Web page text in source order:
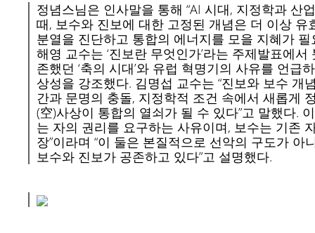
정념스님은 인사말을 통해 “AI 시대, 지정학과 산
때, 보수와 진보에 대한 고정된 개념은 더 이상 유
분열을 진단하고 통합의 에너지를 모을 지혜가
해영 교수는 ‘진보란 무엇인가’라는 주제발표에
존했던 ‘축의 시대’와 유럽 혁명기의 사유를 언급
상성을 강조했다. 김명섭 교수는 “진보와 보수 개
간과 문명의 충돌, 지정학적 조건 속에서 새롭게
(空)사상이 통합의 열쇠가 될 수 있다”고 말했다.
는 자의 권리를 요구하는 사유이며, 보수는 기존
장”이라며 “이 둘은 본질적으로 선악의 구도가 아
보수와 진보가 공존하고 있다”고 설명했다.